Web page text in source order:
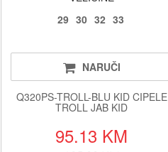
29 30 32 33
NARUČI
Q320PS-TROLL-BLU KID CIPELE
TROLL JAB KID
95.13 KM